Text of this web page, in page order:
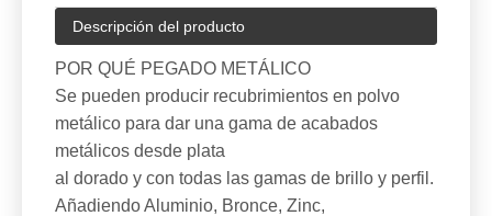
Descripción del producto
POR QUÉ PEGADO METÁLICO
Se pueden producir recubrimientos en polvo
metálico para dar una gama de acabados
metálicos desde plata
al dorado y con todas las gamas de brillo y perfil.
Añadiendo Aluminio, Bronce, Zinc,